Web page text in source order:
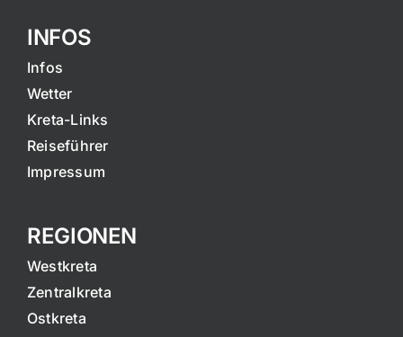
INFOS
Infos
Wetter
Kreta-Links
Reiseführer
Impressum
REGIONEN
Westkreta
Zentralkreta
Ostkreta